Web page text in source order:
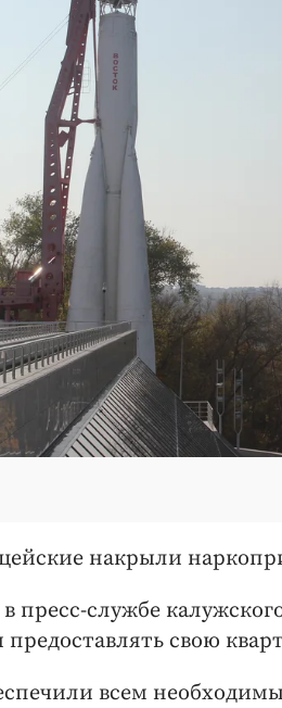
накрыли
пресс-службе
предоставлять свою
всем